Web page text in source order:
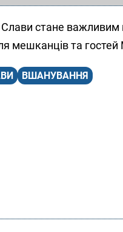
стане важливим
мешканців та
ВШАНУВАННЯ